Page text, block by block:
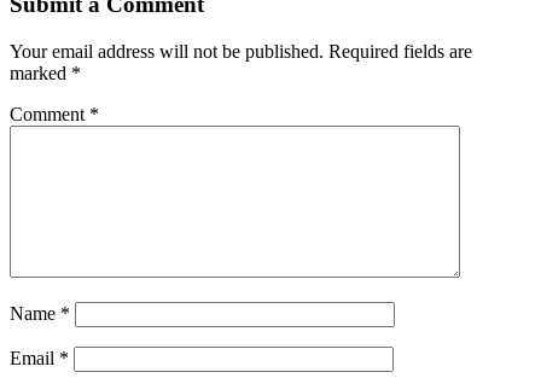
Your email address will not be published. Required fields are
marked *
Comment *
Name *
Email *